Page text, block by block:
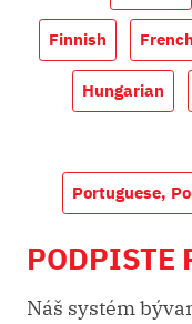
Finnish French
Hungarian
Portuguese,
PODPISTE
Náš systém